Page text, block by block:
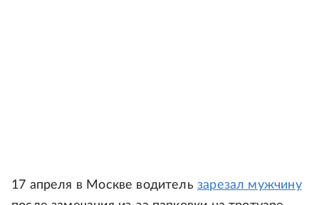
17 апреля в Москве водительзарезал мужчину